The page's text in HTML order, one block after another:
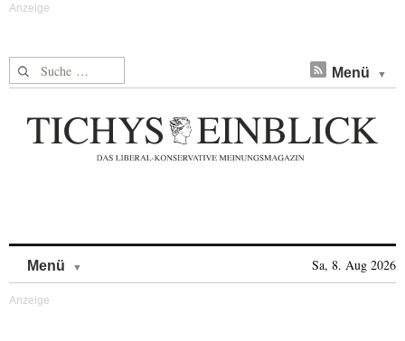
Suche nach: Menü
Menü Sa, 8. Aug 2026